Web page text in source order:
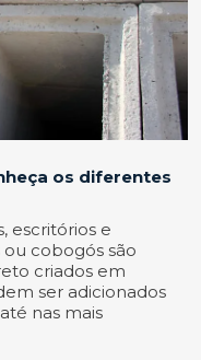
os diferentes
escritórios e
cobogós são
criados em
ser adicionados
nas mais